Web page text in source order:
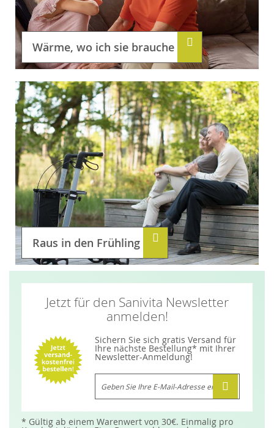
Wärme, wo ich sie brauche
Raus in den Frühling
Jetzt für den Sanivita Newsletter
anmelden!
Sichern Sie sich gratis Versand für
Ihre nächste Bestellung* mit Ihrer
Newsletter-Anmeldung!
M
d
e
n
* Gültig ab einem Warenwert von 30€. Einmalig pro